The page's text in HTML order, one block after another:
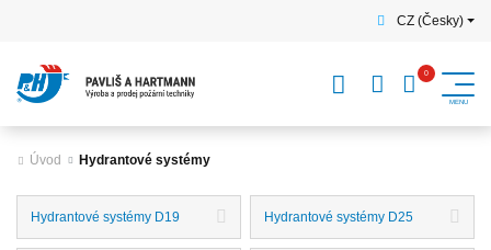
CZ (Česky)
Úvod Hydrantové systémy
Hydrantové systémy D19 Hydrantové systémy D25